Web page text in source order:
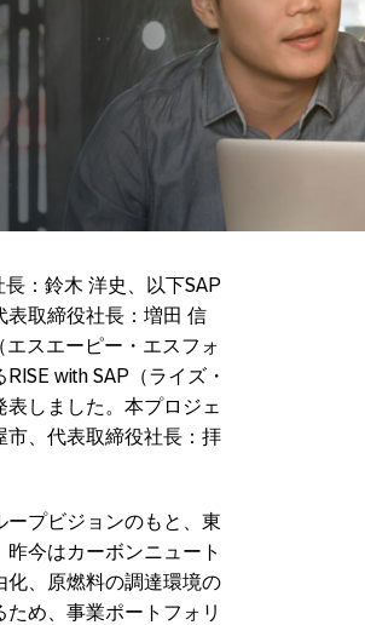
：鈴木 洋史、以下SAP
表取締役社長：増田 信
スエーピー・エスフォ
with SAP（ライズ・
しました。本プロジェ
市、代表取締役社長：拝
プビジョンのもと、東
今はカーボンニュート
化、原燃料の調達環境の
め、事業ポートフォリ